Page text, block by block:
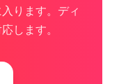
ります。ディ
します。